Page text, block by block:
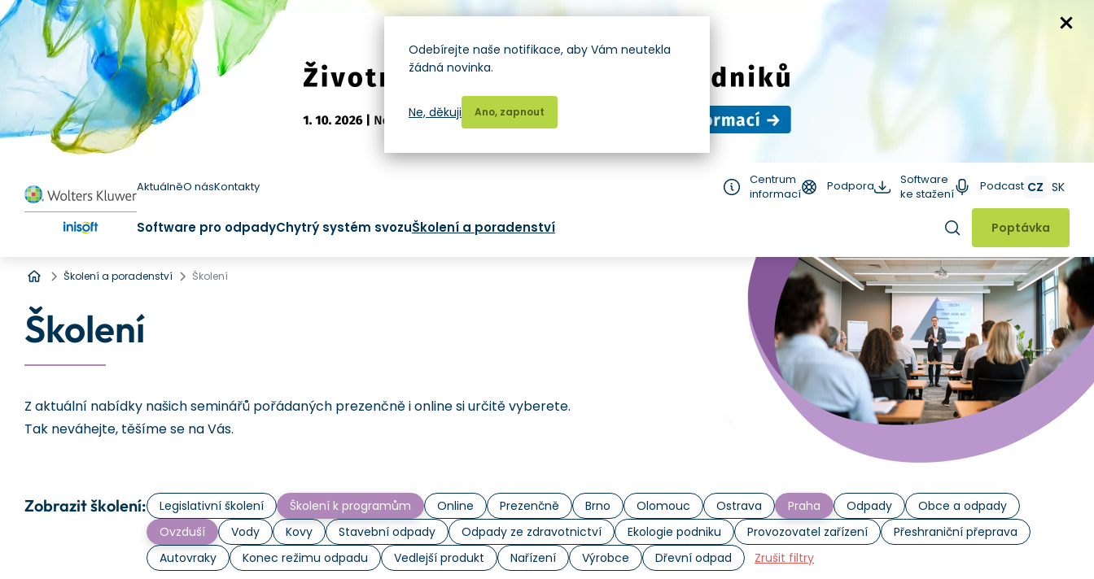
AktuálněO násKontakty
Centrum
informací
Podpora
Software
ke stažení
Podcast CZ SK
Software pro odpadyChytrý systém svozuŠkolení a poradenství Hledat
Poptávka
Úvod
Školení a poradenství Školení
Školení
Z aktuální nabídky našich seminářů pořádaných prezenčně i online si určitě vyberete.
Tak neváhejte, těšíme se na Vás.
Zobrazit školení: Legislativní školení Školení k programům Online Prezenčně Brno Olomouc Ostrava Praha Odpady
Obce a odpady
Ovzduší
Vody Kovy Stavební odpady Odpady ze zdravotnictví Ekologie podniku Provozovatel zařízení
Přeshraniční přeprava
Autovraky
Konec režimu odpadu Vedlejší produkt Nařízení Výrobce Dřevní odpad Zrušit filtry
Odebírejte naše notifikace, aby Vám neutekla
žádná novinka.
Ano, zapnout
Ne, děkuji